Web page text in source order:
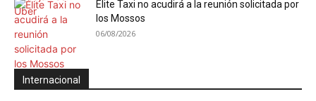
Élite Taxi no acudirá a la reunión solicitada por
los Mossos
06/08/2026
Internacional